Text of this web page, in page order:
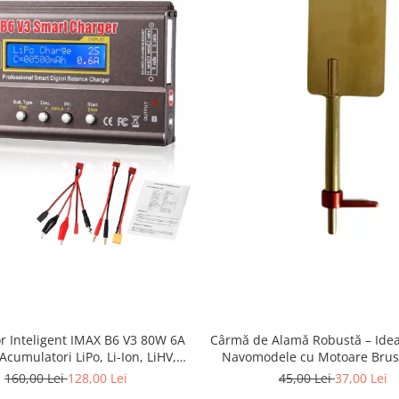
Inteligent IMAX B6 V3 80W 6A
LiPo, Li-Ion, LiHV,
NiMH, NiCd și Plumb, cu
160,00 Lei128,00 Lei
Cârmă de Alamă Robustă –
Navomodele cu Motoare
Periate
45,00 Lei37,00 Lei